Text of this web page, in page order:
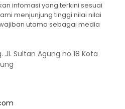
infomasi yang terkini sesuai
menjunjung tinggi nilai nilai
utama sebagai media
Jl. Sultan Agung no 18 Kota